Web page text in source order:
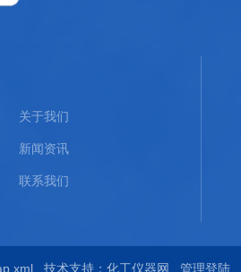
关于我们
新闻资讯
联系我们
技术支持： 化工仪器网 管理登陆